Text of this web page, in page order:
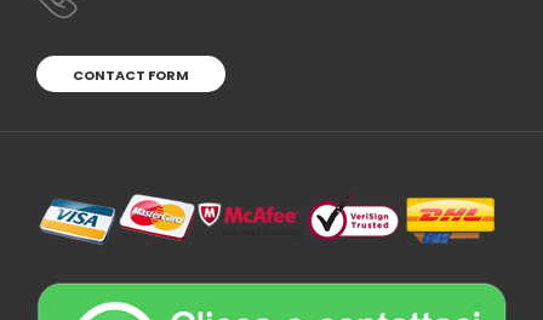
CONTACT FORM